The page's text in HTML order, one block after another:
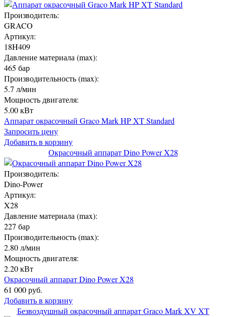
Производитель:
GRACO
Артикул:
18H409
Давление материала (max):
465 бар
Производительность (max):
5.7 л/мин
Мощность двигателя:
5.00 кВт
Аппарат окрасочный Graco Mark HP XT Standard
Запросить цену
Добавить в корзину
Окрасочный аппарат Dino Power X28
Производитель:
Dino-Power
Артикул:
X28
Давление материала (max):
227 бар
Производительность (max):
2.80 л/мин
Мощность двигателя:
2.20 кВт
Окрасочный аппарат Dino Power X28
61 000 руб.
Добавить в корзину
Безвоздушный окрасочный аппарат Graco Mark XV XT